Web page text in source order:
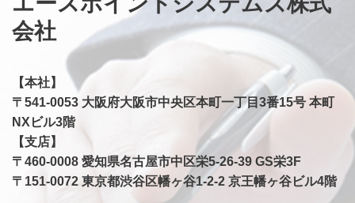
会社
【本社】
〒541-0053 大阪府大阪市中央区本町一丁目3番15号 本町
NXビル3階
【支店】
​〒460-0008 愛知県名古屋市中区栄5-26-39 GS栄3F
〒151-0072 東京都渋谷区幡ヶ谷1-2-2 京王幡ヶ谷ビル4階